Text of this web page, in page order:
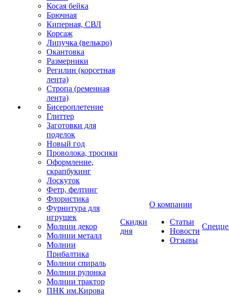
Косая бейка
Брючная
Киперная, СВЛ
Корсаж
Липучка (велькро)
Окантовка
Размерники
Регилин (корсетная
лента)
Стропа (ременная
лента)
Бисероплетение
Глиттер
Заготовки для
поделок
Новый год
Проволока, тросики
Оформление,
скрапбукинг
Лоскуток
Фетр, фелтинг
Флористика
Фурнитура для
игрушек
Молнии декор
Молнии металл
Молнии
Прибалтика
Молнии спираль
Молнии рулонка
Молнии трактор
ПНК им.Кирова
Скидки
дня
О компании
Статьи
Новости
Отзывы